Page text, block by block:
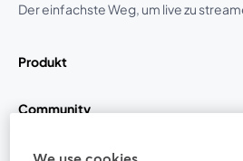
Der einfachste Weg, um live zu
Produkt
Community
StreamYard für